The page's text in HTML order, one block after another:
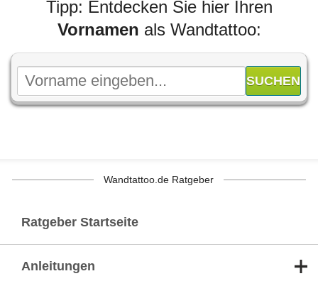
Tipp: Entdecken Sie hier Ihren
Vornamen als Wandtattoo:
Wandtattoo.de Ratgeber
Ratgeber Startseite
Anleitungen